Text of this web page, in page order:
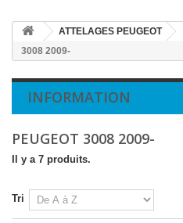
ATTELAGES PEUGEOT
3008 2009-
INFORMATION
PEUGEOT 3008 2009-
Il y a 7 produits.
Tri